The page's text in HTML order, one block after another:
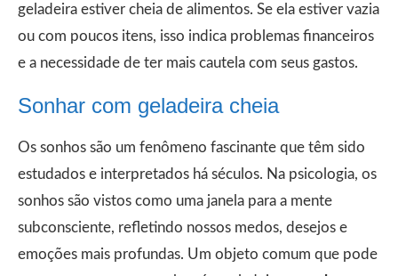
geladeira estiver cheia de alimentos. Se ela estiver vazia
ou com poucos itens, isso indica problemas financeiros
e a necessidade de ter mais cautela com seus gastos.
Sonhar com geladeira cheia
Os sonhos são um fenômeno fascinante que têm sido
estudados e interpretados há séculos. Na psicologia, os
sonhos são vistos como uma janela para a mente
subconsciente, refletindo nossos medos, desejos e
emoções mais profundas. Um objeto comum que pode